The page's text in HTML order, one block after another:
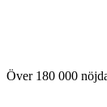
Över 180 000